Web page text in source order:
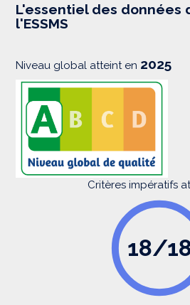
s
i
L'essentiel des données
l'ESSMS
Niveau global atteint en 2025
Critères impératifs
18/